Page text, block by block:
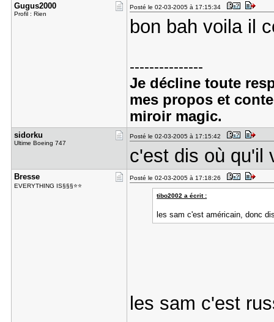
Gugus2000
Profil : Rien
Posté le 02-03-2005 à 17:15:34
bon bah voila il
---------------
Je décline toute
mes propos et
miroir magic.
sidorku
Ultime Boeing 747
Posté le 02-03-2005 à 17:15:42
c'est dis où qu'il
Bresse
EVERYTHING IS§§§⭐⭐
Posté le 02-03-2005 à 17:18:26
tibo2002 a écrit :
les sam c'est américain, donc
les sam c'est